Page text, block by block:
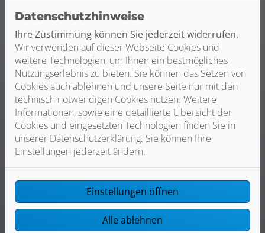
renommierter Hersteller. So können wir Ihnen
umfassende Service- und Garantieleistungen bieten –
und Sie sparen auf lange Sicht viel Geld durch
ausbleibende Reparaturen. Außerdem beraten wir Sie
ausführlich zu den möglichen Fördermitteln durch
BAFA und KfW, wodurch Sie zusätzlich Geld sparen
können.
Zuverlässige und termingerechte Installation
Egal ob klassische Öl- oder Gasheizung, Hybridlösung
oder Wärmepumpe, wir übernehmen Lieferung,
Installation und die Koordination von Fremdgewerken.
Datenschutzhinweise
Ihre Zustimmung können Sie jederzeit widerrufen.
Wir verwenden auf dieser Webseite Cookies und
weitere Technologien, um Ihnen ein bestmögliches
Nutzungserlebnis zu bieten. Sie können das Setzen von
Cookies auch ablehnen und unsere Seite nur mit den
technisch notwendigen Cookies nutzen. Weitere
Informationen, sowie eine detaillierte Übersicht der
Cookies und eingesetzten Technologien finden Sie in
unserer Datenschutzerklärung. Sie können Ihre
Einstellungen jederzeit ändern.
Einstellungen öffnen
Alle ablehnen